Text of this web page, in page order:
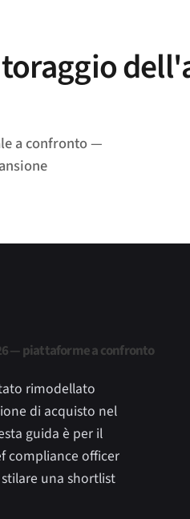
a confronto —
— piattaforme a confronto
rimodellato
di acquisto nel
guida è per il
compliance officer
una shortlist